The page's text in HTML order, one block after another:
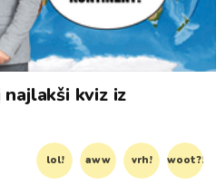
kviz iz
lol! aww vrh! woot?!